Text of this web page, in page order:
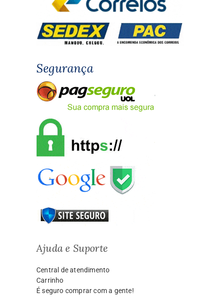
Segurança
Ajuda e Suporte
Central de atendimento
Carrinho
É seguro comprar com a gente!